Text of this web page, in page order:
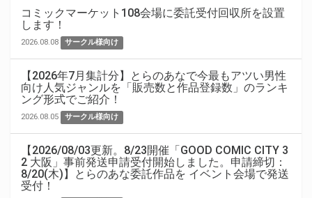
コミックマーケット108会場に委託受付回収所を設置
します！
2026.08.08 サークル様向け
【2026年7月集計分】とらのあなで今最もアツい男性
向け人気ジャンルを「販売数と作品登録数」のランキ
ング形式でご紹介！
2026.08.05 サークル様向け
【2026/08/03更新。8/23開催「GOOD COMIC CITY 3
2 大阪」事前発送申請受付開始しました。申請締切：
8/20(木)】とらのあな委託作品を イベント会場で発送
受付！